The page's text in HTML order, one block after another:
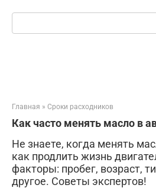
Поиск:
Главная » Сроки расходников
Как часто менять масло в
Не знаете, когда менять
как продлить жизнь
факторы: пробег, возраст,
другое. Советы экспертов!